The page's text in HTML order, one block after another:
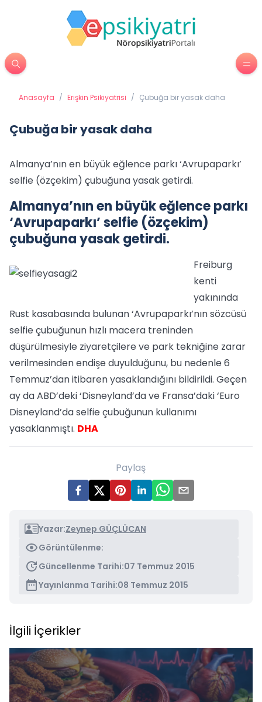
Anasayfa / Erişkin Psikiyatrisi / Çubuğa bir yasak daha
Çubuğa bir yasak daha
Almanya’nın en büyük eğlence parkı ‘Avrupaparkı’
selfie (özçekim) çubuğuna yasak getirdi.
Almanya’nın en büyük eğlence parkı
‘Avrupaparkı’ selfie (özçekim)
çubuğuna yasak getirdi.
Freiburg
kenti
yakınında
Rust kasabasında bulunan ‘Avrupaparkı’nın sözcüsü
selfie çubuğunun hızlı macera treninden
düşürülmesiyle ziyaretçilere ve park tekniğine zarar
verilmesinden endişe duyulduğunu, bu nedenle 6
Temmuz’dan itibaren yasaklandığını bildirildi. Geçen
ay da ABD’deki ‘Disneyland’da ve Fransa’daki ‘Euro
Disneyland’da selfie çubuğunun kullanımı
yasaklanmıştı. DHA
Paylaş
Yazar:Zeynep GÜÇLÜCAN
Görüntülenme:
Güncellenme Tarihi:07 Temmuz 2015
Yayınlanma Tarihi:08 Temmuz 2015
İlgili İçerikler